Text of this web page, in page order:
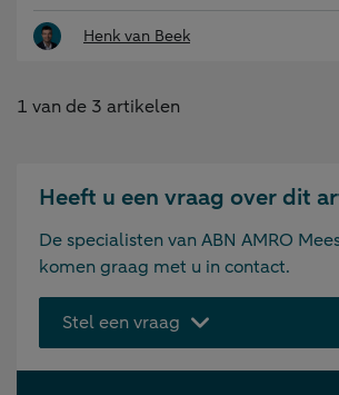
Henk van Beek
1 van de 3 artikelen
Heeft u een vraag over dit
De specialisten van ABN AMRO
komen graag met u in contact.
Stel een vraag